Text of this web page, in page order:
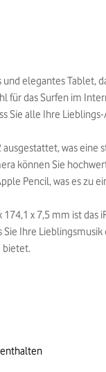
und elegantes
das Surfen im
Sie alle Ihre
was
können Sie
Pencil, was es
x 7,5 mm ist
Ihre
bietet.